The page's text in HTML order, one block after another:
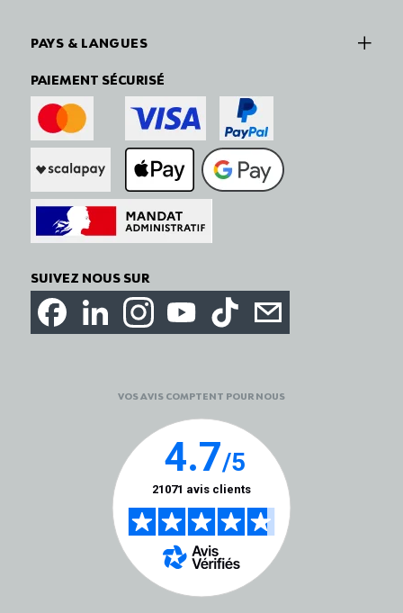
PAYS & LANGUES
PAIEMENT SÉCURISÉ
SUIVEZ NOUS SUR
VOS AVIS COMPTENT POUR NOUS